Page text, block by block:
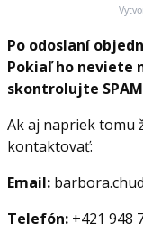
Po odoslaní
Pokiaľ ho neviete
skontrolujte
Ak aj napriek tomu
kontaktovať:
Email:
Telefón: +421 948